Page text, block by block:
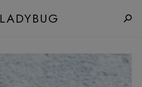
LADYBUG